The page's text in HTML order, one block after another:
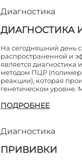
Диагностика
ДИАГНОСТИКА
На сегодняшний день
распространенной и
является диагностика
методом ПЦР
реакции), которая
генетическом уровне.
ПОДРОБНЕЕ
Диагностика
ПРИВИВКИ